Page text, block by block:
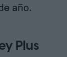
año.
Plus